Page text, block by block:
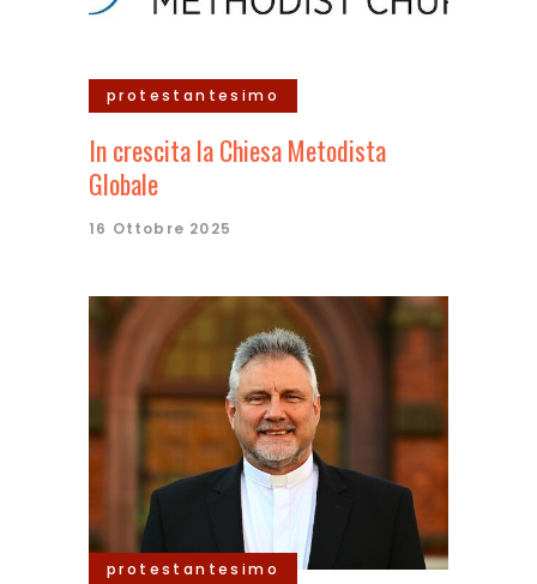
protestantesimo
In crescita la Chiesa Metodista
Globale
16 Ottobre 2025
protestantesimo